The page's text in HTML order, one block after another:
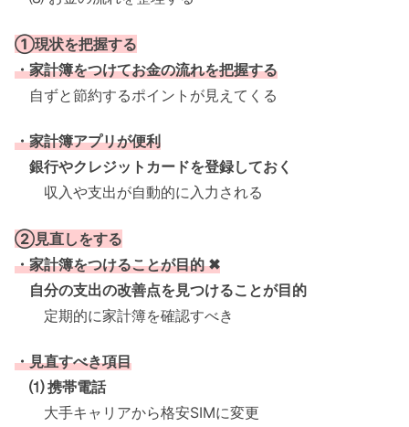
①現状を把握する
・家計簿をつけてお金の流れを把握する
自ずと節約するポイントが見えてくる
・家計簿アプリが便利
銀行やクレジットカードを登録しておく
収入や支出が自動的に入力される
②見直しをする
・家計簿をつけることが目的 ✖
自分の支出の改善点を見つけることが目的
定期的に家計簿を確認すべき
・見直すべき項目
⑴ 携帯電話
大手キャリアから格安SIMに変更